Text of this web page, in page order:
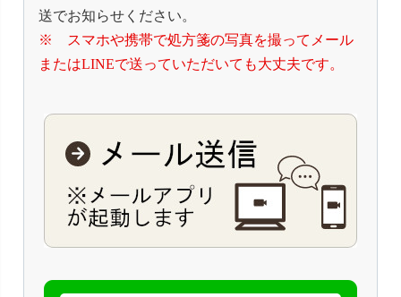
送でお知らせください。
※ スマホや携帯で処方箋の写真を撮ってメール
またはLINEで送っていただいても大丈夫です。